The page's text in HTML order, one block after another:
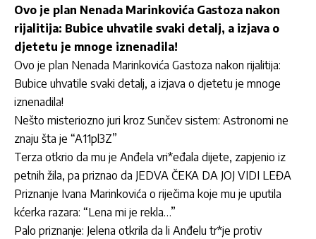
Ovo je plan Nenada Marinkovića Gastoza nakon
rijalitija: Bubice uhvatile svaki detalj, a izjava o
djetetu je mnoge iznenadila!
Ovo je plan Nenada Marinkovića Gastoza nakon rijalitija:
Bubice uhvatile svaki detalj, a izjava o djetetu je mnoge
iznenadila!
Nešto misteriozno juri kroz Sunčev sistem: Astronomi ne
znaju šta je “A11pl3Z”
Terza otkrio da mu je Anđela vri*eđala dijete, zapjenio iz
petnih žila, pa priznao da JEDVA ČEKA DA JOJ VIDI LEĐA
Priznanje Ivana Marinkovića o riječima koje mu je uputila
kćerka razara: “Lena mi je rekla…”
Palo priznanje: Jelena otkrila da li Anđelu tr*je protiv